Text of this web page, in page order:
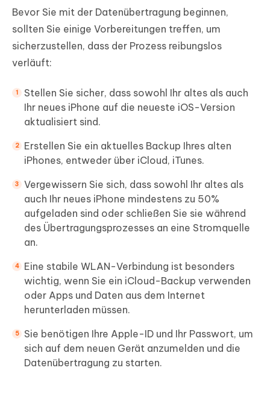
Bevor Sie mit der Datenübertragung beginnen,
sollten Sie einige Vorbereitungen treffen, um
sicherzustellen, dass der Prozess reibungslos
verläuft:
Stellen Sie sicher, dass sowohl Ihr altes als auch
Ihr neues iPhone auf die neueste iOS-Version
aktualisiert sind.
Erstellen Sie ein aktuelles Backup Ihres alten
iPhones, entweder über iCloud, iTunes.
Vergewissern Sie sich, dass sowohl Ihr altes als
auch Ihr neues iPhone mindestens zu 50%
aufgeladen sind oder schließen Sie sie während
des Übertragungsprozesses an eine Stromquelle
an.
Eine stabile WLAN-Verbindung ist besonders
wichtig, wenn Sie ein iCloud-Backup verwenden
oder Apps und Daten aus dem Internet
herunterladen müssen.
Sie benötigen Ihre Apple-ID und Ihr Passwort, um
sich auf dem neuen Gerät anzumelden und die
Datenübertragung zu starten.